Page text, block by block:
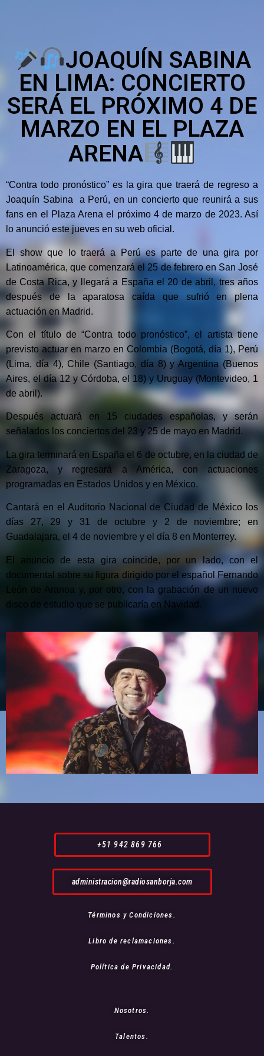
JOAQUÍN SABINA
EN LIMA: CONCIERTO
SERÁ EL PRÓXIMO 4 DE
MARZO EN EL PLAZA
ARENA
“Contra todo pronóstico” es la gira que traerá de regreso a
Joaquín Sabina a Perú, en un concierto que reunirá a sus
fans en el Plaza Arena el próximo 4 de marzo de 2023. Así
lo anunció este jueves en su web oficial.
El show que lo traerá a Perú es parte de una gira por
Latinoamérica, que comenzará el 25 de febrero en San José
de Costa Rica, y llegará a España el 20 de abril, tres años
después de la aparatosa caída que sufrió en plena
actuación en Madrid.
Con el título de “Contra todo pronóstico”, el artista tiene
previsto actuar en marzo en Colombia (Bogotá, día 1), Perú
(Lima, día 4), Chile (Santiago, día 8) y Argentina (Buenos
Aires, el día 12 y Córdoba, el 18) y Uruguay (Montevideo, 1
de abril).
Después actuará en 15 ciudades españolas, y serán
señalados los conciertos del 23 y 25 de mayo en Madrid.
La gira terminará en España el 6 de octubre, en la ciudad de
Zaragoza, y regresará a América, con actuaciones
programadas en Estados Unidos y en México.
Cantará en el Auditorio Nacional de Ciudad de México los
días 27, 29 y 31 de octubre y 2 de noviembre; en
Guadalajara, el 4 de noviembre y el día 8 en Monterrey.
El anuncio de esta gira coincide, por un lado, con el
documental sobre su figura dirigido por el español Fernando
León de Aranoa y, por otro, con la grabación de un nuevo
disco de estudio que se publicaría en Navidad.
+51 942 869 766
administracion@radiosanborja.com
Términos y Condiciones.
Libro de reclamaciones.
Política de Privacidad.
Nosotros.
Talentos.